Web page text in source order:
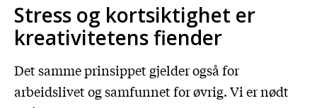
Stress og kortsiktighet er
kreativitetens fiender
Det samme prinsippet gjelder også for
arbeidslivet og samfunnet for øvrig. Vi er nødt